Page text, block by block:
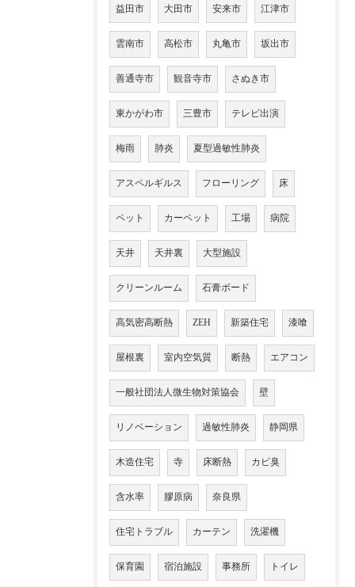
益田市 大田市 安来市 江津市
雲南市 高松市 丸亀市 坂出市
善通寺市 観音寺市 さぬき市
東かがわ市 三豊市 テレビ出演
梅雨 肺炎 夏型過敏性肺炎
アスペルギルス フローリング 床
ペット カーペット 工場 病院
天井 天井裏 大型施設
クリーンルーム 石膏ボード
高気密高断熱 ZEH 新築住宅 漆喰
屋根裏 室内空気質 断熱 エアコン
一般社団法人微生物対策協会 壁
リノベーション 過敏性肺炎 静岡県
木造住宅 寺 床断熱 カビ臭
含水率 膠原病 奈良県
住宅トラブル カーテン 洗濯機
保育園 宿泊施設 事務所 トイレ